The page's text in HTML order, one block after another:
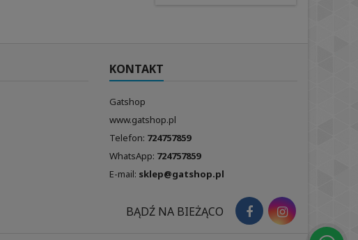
KONTAKT
Gatshop
www.gatshop.pl
Telefon: 724757859
WhatsApp: 724757859
E-mail: sklep@gatshop.pl
BĄDŹ NA BIEŻĄCO